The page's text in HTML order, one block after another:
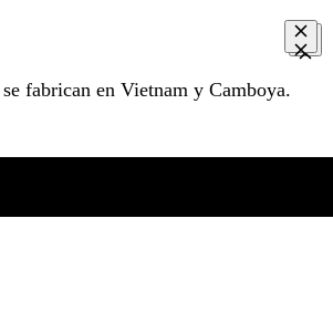
fabrican en Vietnam y Camboya.